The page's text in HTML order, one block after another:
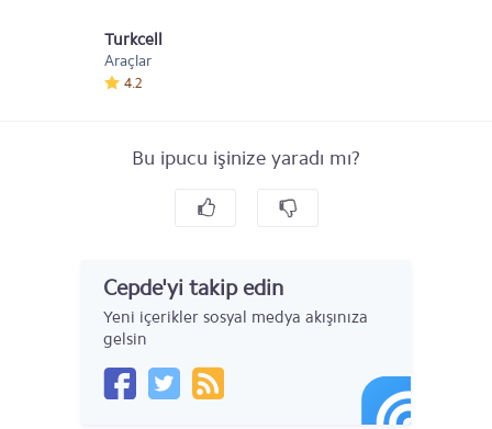
Turkcell
Araçlar
4.2
Bu ipucu işinize yaradı mı?
Cepde'yi takip edin
Yeni içerikler sosyal medya akışınıza
gelsin